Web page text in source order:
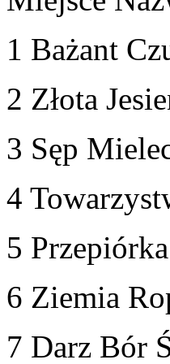
1 Bażant
2 Złota
3 Sęp
4
5
6 Ziemia
7 Darz Bór